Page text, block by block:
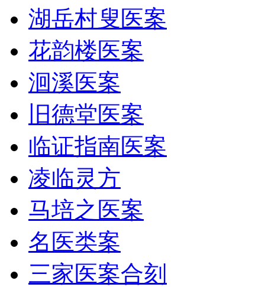
湖岳村叟医案
花韵楼医案
洄溪医案
旧德堂医案
临证指南医案
凌临灵方
马培之医案
名医类案
三家医案合刻